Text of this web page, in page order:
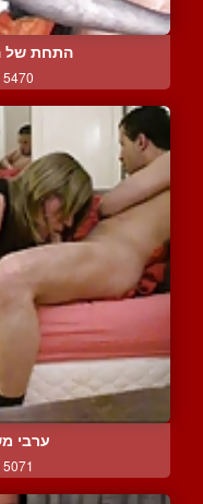
התחת של
5470 צפיות
ערבי
5071 צפיות